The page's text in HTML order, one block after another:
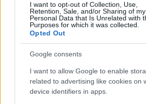
I want to opt-out of Collection, Use,
Retention, Sale, and/or Sharing of my
Personal Data that Is Unrelated with
Purposes for which it was collected.
Opted Out
Google consents
I want to allow Google to enable
related to advertising like cookies on
device identifiers in apps.